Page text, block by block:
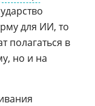
для ИИ, то
полагаться в
но и на